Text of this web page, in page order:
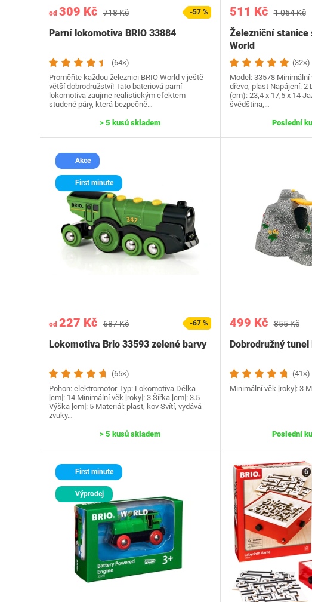
od 309 Kč 718 Kč -57 %
Parní lokomotiva BRIO 33884
(64×)
Proměňte každou železnici BRIO World v ještě
větší dobrodružství! Tato bateriová parní
lokomotiva zaujme realistickým efektem
studené páry, která bezpečně…
> 5 kusů skladem
511 Kč 1 054 Kč
Železniční stanice
World
(32×)
Model: 33578 Minimální
dřevo, plast Napájení: ‎2
(cm): ‎23,4 x 17,5 x 14
švédština,…
Poslední
Akce
First minute
od 227 Kč 687 Kč -67 %
Lokomotiva Brio 33593 zelené barvy
(65×)
Pohon: elektromotor Typ: Lokomotiva Délka
[cm]: 14 Minimální věk [roky]: 3 Šířka [cm]: 3.5
Výška [cm]: 5 Materiál: plast, kov Svítí, vydává
zvuky…
> 5 kusů skladem
499 Kč 855 Kč
Dobrodružný tunel
(41×)
Minimální věk [roky]: 3
Poslední
First minute
Výprodej